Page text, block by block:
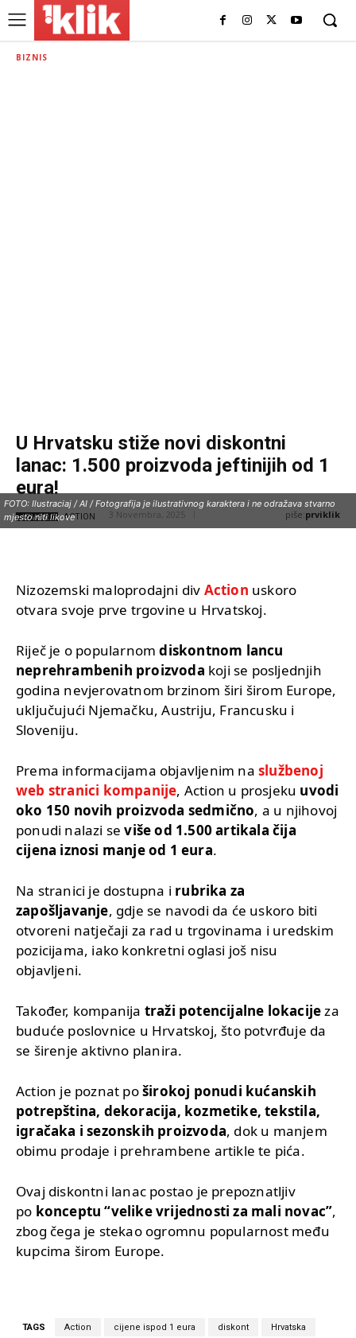
BIZNIS
U Hrvatsku stiže novi diskontni
lanac: 1.500 proizvoda jeftinijih od 1
eura!
IZVOR: ACTION 3 Novembra, 2025 piše:prviklik
FOTO: Ilustraciaj / AI / Fotografija je ilustrativnog karaktera i ne odražava stvarno
mjesto niti likove
Nizozemski maloprodajni div Action uskoro
otvara svoje prve trgovine u Hrvatskoj.
Riječ je o popularnomdiskontnom lancu
neprehrambenih proizvoda koji se posljednjih
godina nevjerovatnom brzinom širi širom Europe,
uključujući Njemačku, Austriju, Francusku i
Sloveniju.
Prema informacijama objavljenim na službenoj
web stranici kompanije, Action u prosjeku uvodi
oko 150 novih proizvoda sedmično, a u njihovoj
ponudi nalazi seviše od 1.500 artikala čija
cijena iznosi manje od 1 eura.
Na stranici je dostupna i rubrika za
zapošljavanje, gdje se navodi da će uskoro biti
otvoreni natječaji za rad u trgovinama i uredskim
pozicijama, iako konkretni oglasi još nisu
objavljeni.
Također, kompanija traži potencijalne lokacije za
buduće poslovnice u Hrvatskoj, što potvrđuje da
se širenje aktivno planira.
Action je poznat poširokoj ponudi kućanskih
potrepština, dekoracija, kozmetike, tekstila,
igračaka i sezonskih proizvoda, dok u manjem
obimu prodaje i prehrambene artikle te pića.
Ovaj diskontni lanac postao je prepoznatljiv
po konceptu “velike vrijednosti za mali novac”,
zbog čega je stekao ogromnu popularnost među
kupcima širom Europe.
TAGS Action cijene ispod 1 eura diskont Hrvatska